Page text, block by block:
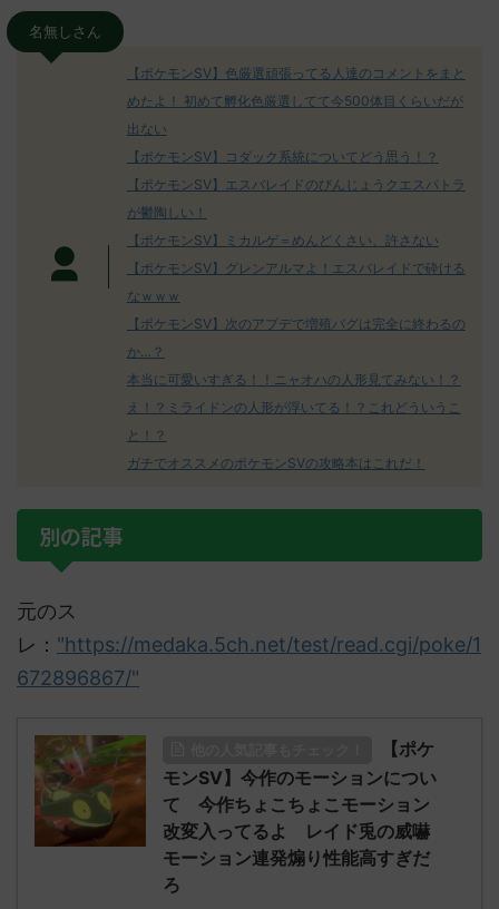
名無しさん
【ポケモンSV】色厳選頑張ってる人達のコメントをまと
めたよ！ 初めて孵化色厳選してて今500体目くらいだが
出ない
【ポケモンSV】コダック系統についてどう思う！？
【ポケモンSV】エスバレイドのびんじょうクエスパトラ
が鬱陶しい！
【ポケモンSV】ミカルゲ＝めんどくさい、許さない
【ポケモンSV】グレンアルマよ！エスバレイドで砕ける
なｗｗｗ
【ポケモンSV】次のアプデで増殖バグは完全に終わるの
か…？
本当に可愛いすぎる！！ニャオハの人形見てみない！？
え！？ミライドンの人形が浮いてる！？これどういうこ
と！？
ガチでオススメのポケモンSVの攻略本はこれだ！
別の記事
元のス
レ： "https://medaka.5ch.net/test/read.cgi/poke/1
672896867/"
【ポケ
モンSV】今作のモーションについ
て 今作ちょこちょこモーション
改変入ってるよ レイド兎の威嚇
モーション連発煽り性能高すぎだ
ろ